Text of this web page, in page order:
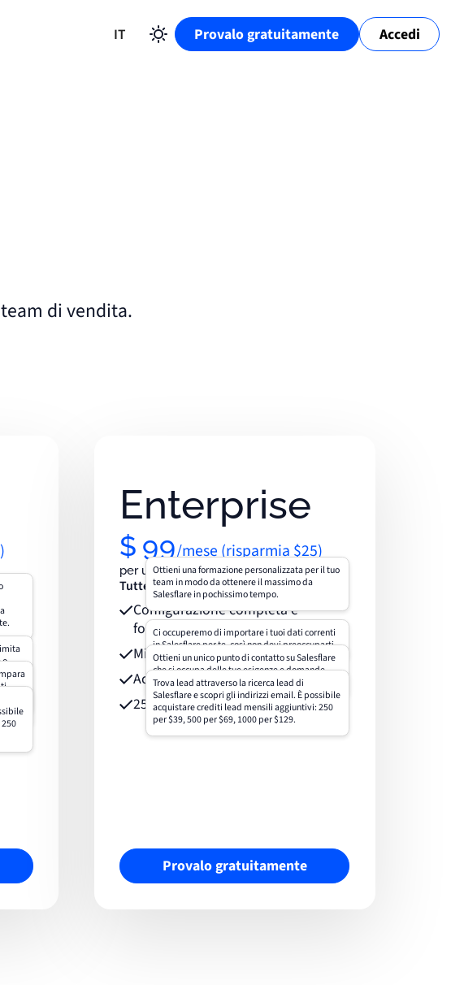
IT Provalo gratuitamente Accedi
di vendita.
o
E
Enterprise
$ 99/mese (risparmia $25)
per utente (con un minimo di 5 utenti)
Tutte le funzionalità del piano Pro, più:
Configurazione completa e
formazione personalizzata
Ottieni una formazione personalizzata per il tuo
team in modo da ottenere il massimo da
Salesflare in pochissimo tempo.
Migrazione dei dati fatta per te
Ci occuperemo di importare i tuoi dati correnti
in Salesflare per te, così non devi preoccuparti.
Account manager dedicato
Ottieni un unico punto di contatto su Salesflare
che si occupa delle tue esigenze e domande
personali.
250 crediti lead
Trova lead attraverso la ricerca lead di
Salesflare e scopri gli indirizzi email. È possibile
acquistare crediti lead mensili aggiuntivi: 250
per $39, 500 per $69, 1000 per $129.
Provalo gratuitamente